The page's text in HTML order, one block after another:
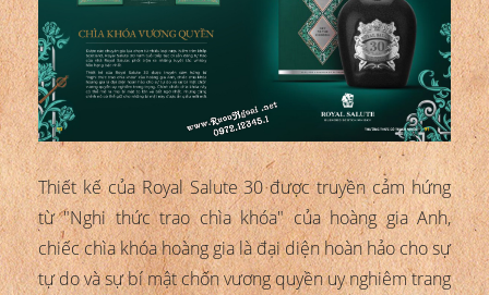
Thiết kế của Royal Salute 30 được truyền cảm hứng
từ "Nghi thức trao chìa khóa" của hoàng gia Anh,
chiếc chìa khóa hoàng gia là đại diện hoàn hảo cho sự
tự do và sự bí mật chốn vương quyền uy nghiêm trang